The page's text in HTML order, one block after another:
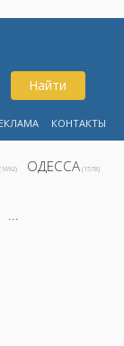
Найти
КОНТАКТЫ
(1692) ОДЕССА (1578)
...